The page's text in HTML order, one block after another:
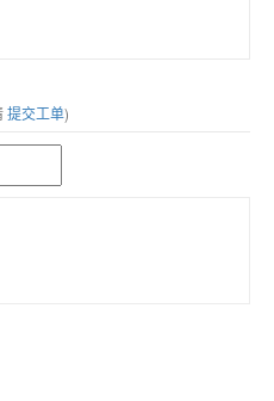
提交工单)